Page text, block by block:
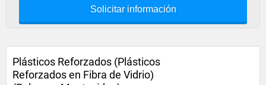
Solicitar información
Plásticos Reforzados (Plásticos
Reforzados en Fibra de Vidrio)